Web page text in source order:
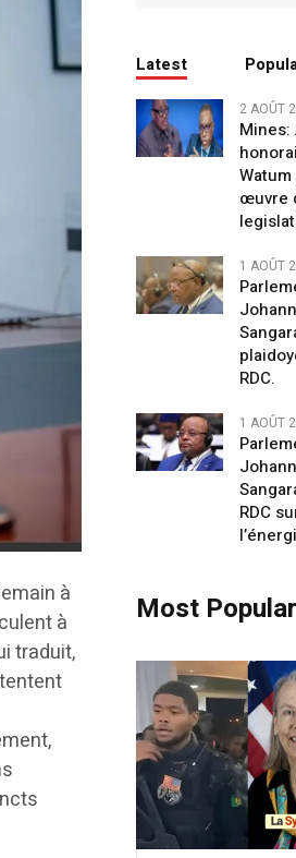
à
à
traduit,
Latest
2 AOÛT
Mines:
œuvre
1 AOÛT
RDC.
1 AOÛT
RDC
Most Popular